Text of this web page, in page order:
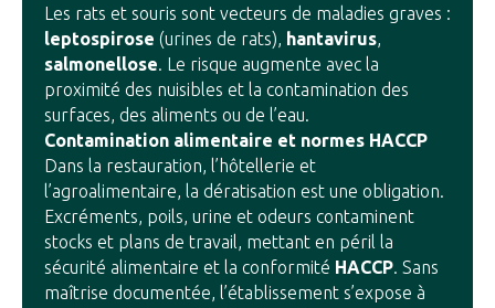
Les rats et souris sont vecteurs de maladies graves :
leptospirose (urines de rats), hantavirus,
salmonellose. Le risque augmente avec la
proximité des nuisibles et la contamination des
surfaces, des aliments ou de l’eau.
Contamination alimentaire et normes HACCP
Dans la restauration, l’hôtellerie et
l’agroalimentaire, la dératisation est une obligation.
Excréments, poils, urine et odeurs contaminent
stocks et plans de travail, mettant en péril la
sécurité alimentaire et la conformité HACCP. Sans
maîtrise documentée, l’établissement s’expose à